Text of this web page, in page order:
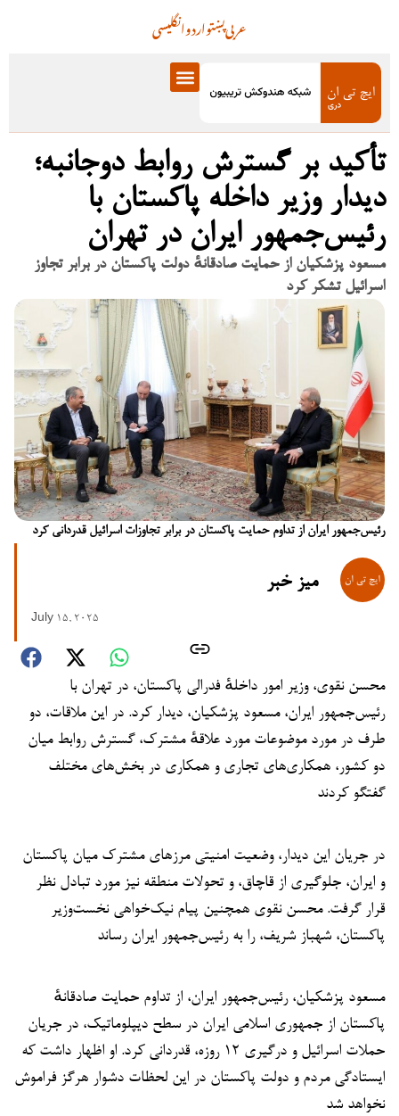
انگلیسیاردوپښتوعربی
تأکید بر گسترش روابط دوجانبه؛
دیدار وزیر داخله پاکستان با
رئیس‌جمهور ایران در تهران
مسعود پزشکیان از حمایت صادقانهٔ دولت پاکستان در برابر تجاوز
اسرائیل تشکر کرد
رئیس‌جمهور ایران از تداوم حمایت پاکستان در برابر تجاوزات اسرائیل قدردانی کرد
میز خبر
July 15, 2025
محسن نقوی، وزیر امور داخلهٔ فدرالی پاکستان، در تهران با
رئیس‌جمهور ایران، مسعود پزشکیان، دیدار کرد. در این ملاقات، دو
طرف در مورد موضوعات مورد علاقهٔ مشترک، گسترش روابط میان
دو کشور، همکاری‌های تجاری و همکاری در بخش‌های مختلف
گفتگو کردند
در جریان این دیدار، وضعیت امنیتی مرزهای مشترک میان پاکستان
و ایران، جلوگیری از قاچاق، و تحولات منطقه نیز مورد تبادل نظر
قرار گرفت. محسن نقوی همچنین پیام نیک‌خواهی نخست‌وزیر
پاکستان، شهباز شریف، را به رئیس‌جمهور ایران رساند
مسعود پزشکیان، رئیس‌جمهور ایران، از تداوم حمایت صادقانهٔ
پاکستان از جمهوری اسلامی ایران در سطح دیپلوماتیک، در جریان
حملات اسرائیل و درگیری ۱۲ روزه، قدردانی کرد. او اظهار داشت که
ایستادگی مردم و دولت پاکستان در این لحظات دشوار هرگز فراموش
نخواهد شد